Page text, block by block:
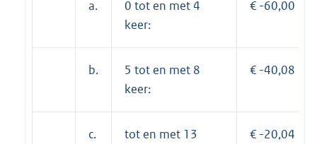
a.
0 tot en met 4
keer:
€ -60,00
b.
5 tot en met 8
keer:
€ -40,08
c.
tot en met 13
€ -20,04